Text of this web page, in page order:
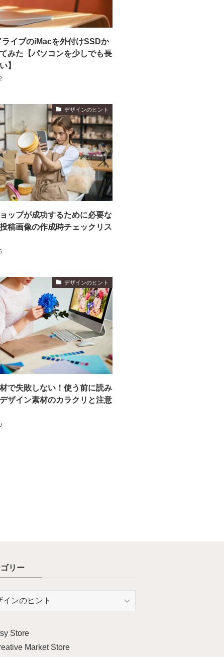
イブのiMacを外付けSSDか
みた【パソコンを少しでも長
】
デザインのヒント
ップが成功するために必要な
稿画像の作成時チェックリス
デザインのヒント
で失敗しない！使う前に読み
ザイン素材のカラクリと注意
リー
Store
Market Store